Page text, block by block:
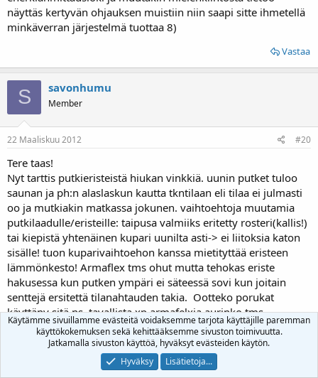
näyttäs kertyvän ohjauksen muistiin niin saapi sitte ihmetellä
minkäverran järjestelmä tuottaa 8)
Vastaa
S savonhumu
Member
22 Maaliskuu 2012 #20
Tere taas!
Nyt tarttis putkieristeistä hiukan vinkkiä. uunin putket tuloo
saunan ja ph:n alaslaskun kautta tkntilaan eli tilaa ei julmasti
oo ja mutkiakin matkassa jokunen. vaihtoehtoja muutamia
putkilaadulle/eristeille: taipusa valmiiks eritetty rosteri(kallis!)
tai kiepistä yhtenäinen kupari uunilta asti-> ei liitoksia katon
sisälle! tuon kuparivaihtoehon kanssa mietityttää eristeen
lämmönkesto! Armaflex tms ohut mutta tehokas eriste
hakusessa kun putken ympäri ei säteessä sovi kun joitain
senttejä ersitettä tilanahtauden takia. Ootteko porukat
käyttäny sitä ns. tavallista xp armafelxia aurinko tms
järjestelmissä? huolena on että jos ja joskus kun järjestelmä
kiehahtaa kunnolla niin ei tulis eristeen sulamista kun tuo xp
versio ei kait kovin kuumia oloja siedä loppujen lopuks!
Ht-armaflexia toki on mutta en oo mistään löytäny paikkaa
Käytämme sivuillamme evästeitä voidaksemme tarjota käyttäjille paremman
käyttökokemuksen sekä kehittääksemme sivuston toimivuutta.
Jatkamalla sivuston käyttöä, hyväksyt evästeiden käytön.
Hyväksy
Lisätietoja...